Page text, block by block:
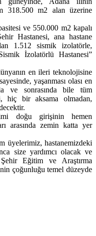
318.500 m2 alan üzerine
ve 550.000 m2 kapalı
Hastanesi, ana hastane
1.512 sismik izolatörle,
İzolatörlü Hastanesi”
en ileri teknolojisine
yaşanması olası en
ve sonrasında bile tüm
hiç bir aksama olmadan,
doğu girişinin hemen
arasında zemin katta yer
üyelerimiz, hastanemizdeki
size yardımcı olacak ve
Eğitim ve Araştırma
çoğunluğu temel düzeyde